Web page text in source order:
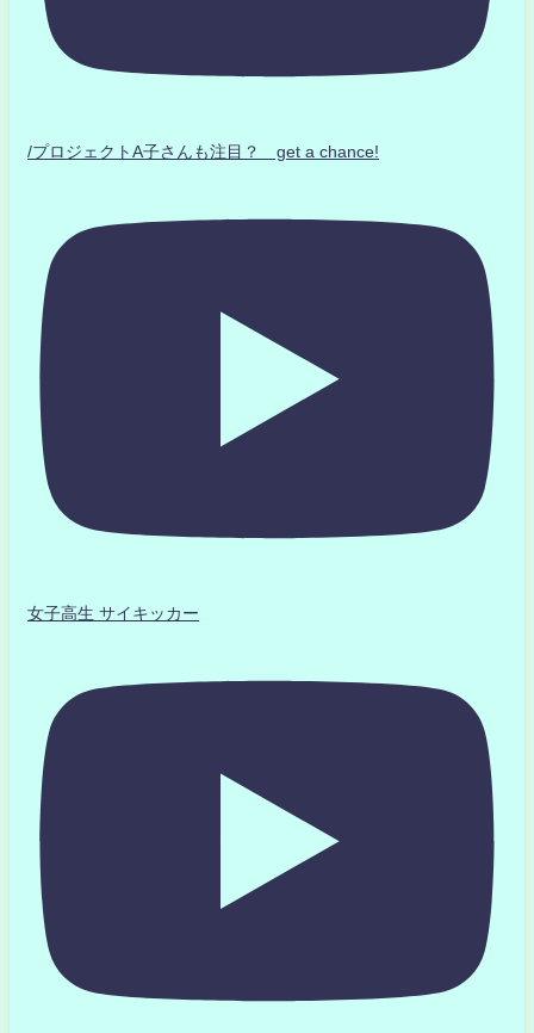
/プロジェクトA子さんも注目？ get a chance!
女子高生 サイキッカー